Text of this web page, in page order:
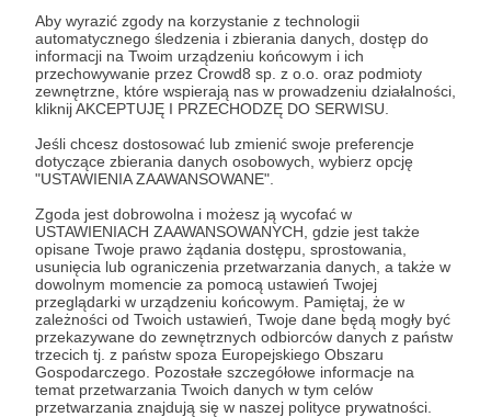
Aby wyrazić zgody na korzystanie z technologii
automatycznego śledzenia i zbierania danych, dostęp do
informacji na Twoim urządzeniu końcowym i ich
przechowywanie przez Crowd8 sp. z o.o. oraz podmioty
zewnętrzne, które wspierają nas w prowadzeniu działalności,
kliknij AKCEPTUJĘ I PRZECHODZĘ DO SERWISU.
Jeśli chcesz dostosować lub zmienić swoje preferencje
dotyczące zbierania danych osobowych, wybierz opcję
"USTAWIENIA ZAAWANSOWANE".
Zgoda jest dobrowolna i możesz ją wycofać w
USTAWIENIACH ZAAWANSOWANYCH, gdzie jest także
opisane Twoje prawo żądania dostępu, sprostowania,
usunięcia lub ograniczenia przetwarzania danych, a także w
dowolnym momencie za pomocą ustawień Twojej
przeglądarki w urządzeniu końcowym. Pamiętaj, że w
zależności od Twoich ustawień, Twoje dane będą mogły być
przekazywane do zewnętrznych odbiorców danych z państw
trzecich tj. z państw spoza Europejskiego Obszaru
Gospodarczego. Pozostałe szczegółowe informacje na
temat przetwarzania Twoich danych w tym celów
przetwarzania znajdują się w naszej polityce prywatności.
100 zł miesięcznie
Dziękuję bardzo ! 100 zł to bardzo hojne wsparcie
dla kanału!
Oprócz nagród z niższych progów otrzymujesz:
🐝 kartki i pamiątki z wszystkich podróży
pszczelarskich oraz mega paczkę z słodkościami
z pasieki dwa razy do roku!
🐝 możliwość odwiedzenia mnie na pasiece po
wcześniejszym umówieniu wizyty!